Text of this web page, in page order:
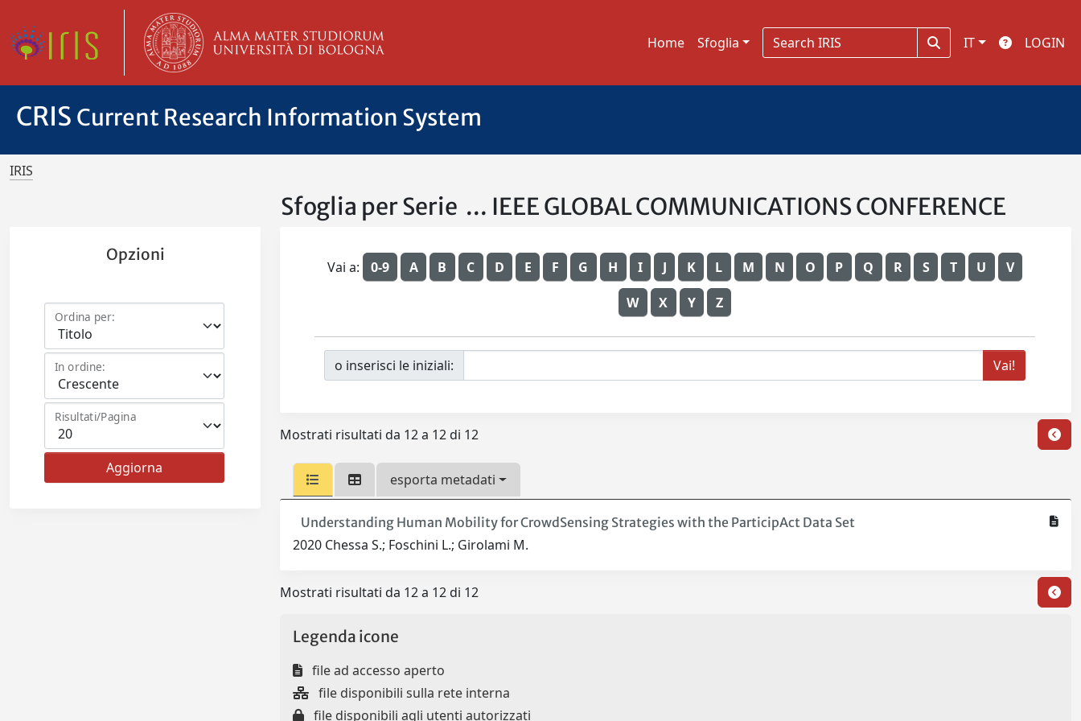
Home Sfoglia IT LOGIN
CRIS Current Research Information System
IRIS
Sfoglia per Serie ... IEEE GLOBAL COMMUNICATIONS CONFERENCE
Opzioni
Ordina per:
In ordine:
Risultati/Pagina
Vai a: 0-9 A B C D E F G H I J K L M N O P Q R S T U V
W X Y Z
o inserisci le iniziali:
Mostrati risultati da 12 a 12 di 12
esporta metadati
Understanding Human Mobility for CrowdSensing Strategies with the ParticipAct Data Set
2020 Chessa S.; Foschini L.; Girolami M.
Mostrati risultati da 12 a 12 di 12
Legenda icone
file ad accesso aperto
file disponibili sulla rete interna
file disponibili agli utenti autorizzati